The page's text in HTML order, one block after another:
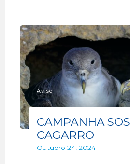
Aviso
CAMPANHA SOS
CAGARRO
Outubro 24, 2024